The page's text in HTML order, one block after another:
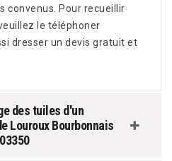
convenus. Pour recueillir
le téléphoner
dresser un devis gratuit et
des tuiles d'un
Louroux Bourbonnais